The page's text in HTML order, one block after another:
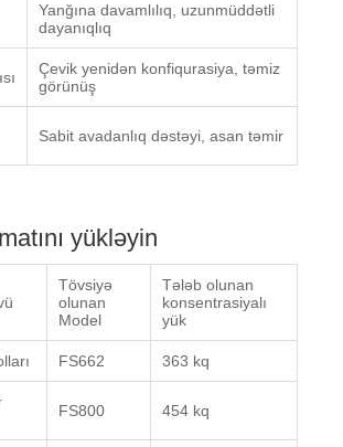
Yanğına davamlılıq, uzunmüddətli
dayanıqlıq
Çevik yenidən konfiqurasiya, təmiz
görünüş
Sabit avadanlıq dəstəyi, asan təmir
yükləyin
Tövsiyə
olunan
Model
Tələb olunan
konsentrasiyalı
yük
FS662 363 kq
FS800 454 kq